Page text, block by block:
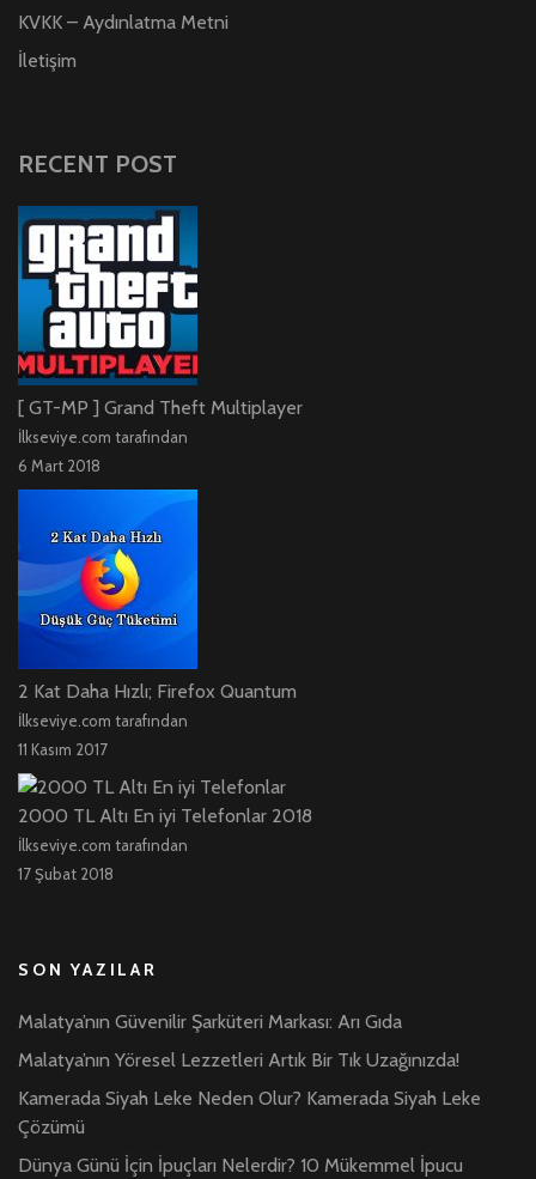
KVKK – Aydınlatma Metni
İletişim
RECENT POST
[ GT-MP ] Grand Theft Multiplayer
İlkseviye.com tarafından
6 Mart 2018
2 Kat Daha Hızlı; Firefox Quantum
İlkseviye.com tarafından
11 Kasım 2017
2000 TL Altı En iyi Telefonlar 2018
İlkseviye.com tarafından
17 Şubat 2018
SON YAZILAR
Malatya’nın Güvenilir Şarküteri Markası: Arı Gıda
Malatya’nın Yöresel Lezzetleri Artık Bir Tık Uzağınızda!
Kamerada Siyah Leke Neden Olur? Kamerada Siyah Leke
Çözümü
Dünya Günü İçin İpuçları Nelerdir? 10 Mükemmel İpucu